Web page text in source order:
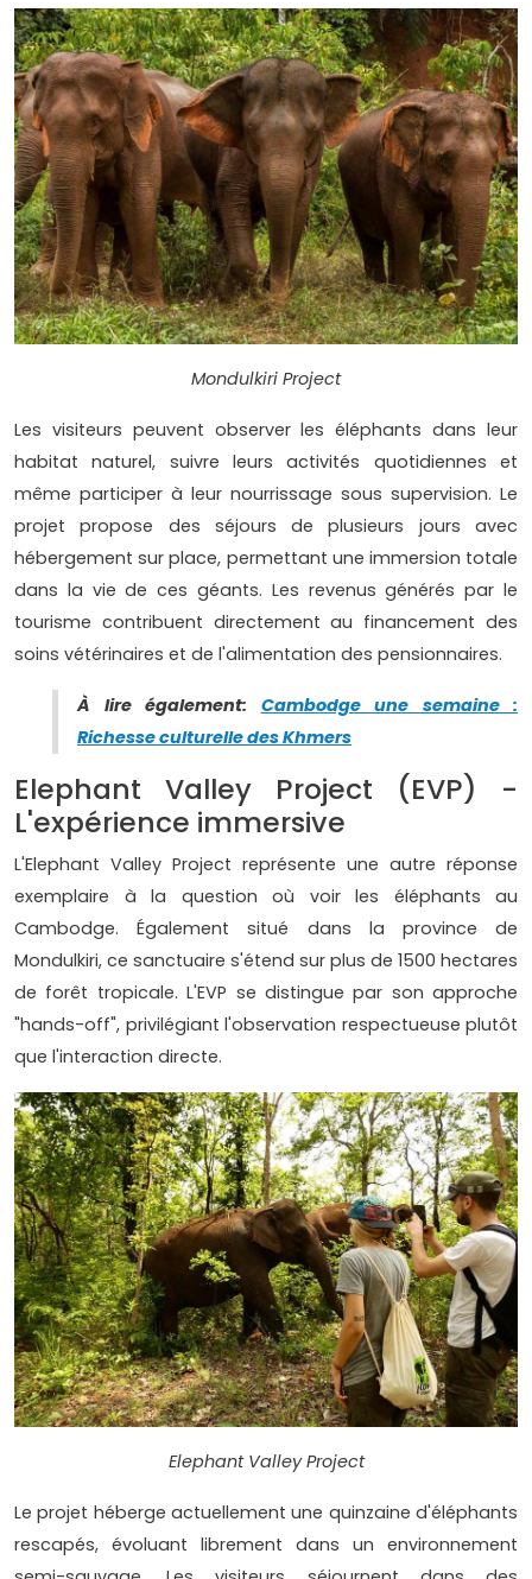
Mondulkiri Project
Les visiteurs peuvent observer les éléphants dans leur
habitat naturel, suivre leurs activités quotidiennes et
même participer à leur nourrissage sous supervision. Le
projet propose des séjours de plusieurs jours avec
hébergement sur place, permettant une immersion totale
dans la vie de ces géants. Les revenus générés par le
tourisme contribuent directement au financement des
soins vétérinaires et de l'alimentation des pensionnaires.
À lire également: Cambodge une semaine :
Richesse culturelle des Khmers
Elephant Valley Project (EVP) -
L'expérience immersive
L'Elephant Valley Project représente une autre réponse
exemplaire à la question où voir les éléphants au
Cambodge. Également situé dans la province de
Mondulkiri, ce sanctuaire s'étend sur plus de 1500 hectares
de forêt tropicale. L'EVP se distingue par son approche
"hands-off", privilégiant l'observation respectueuse plutôt
que l'interaction directe.
Elephant Valley Project
Le projet héberge actuellement une quinzaine d'éléphants
rescapés, évoluant librement dans un environnement